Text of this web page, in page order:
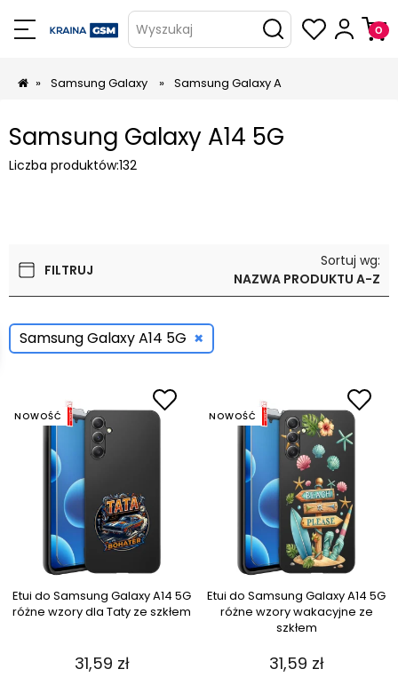
Wyszukaj
» Samsung Galaxy » Samsung Galaxy A
Samsung Galaxy A14 5G
Liczba produktów:132
FILTRUJ
Sortuj wg:
NAZWA PRODUKTU A-Z
Samsung Galaxy A14 5G ×
Etui do Samsung Galaxy A14 5G
różne wzory dla Taty ze szkłem
31,59 zł
NOWOŚĆ
Etui do Samsung Galaxy A14 5G
różne wzory wakacyjne ze
szkłem
31,59 zł
NOWOŚĆ